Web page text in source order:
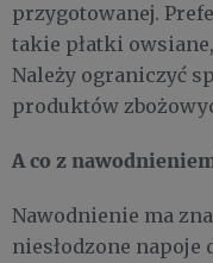
przygotowanej.
takie płatki
Należy ograniczyć
produktów
A co z
Nawodnienie ma
niesłodzone napoje